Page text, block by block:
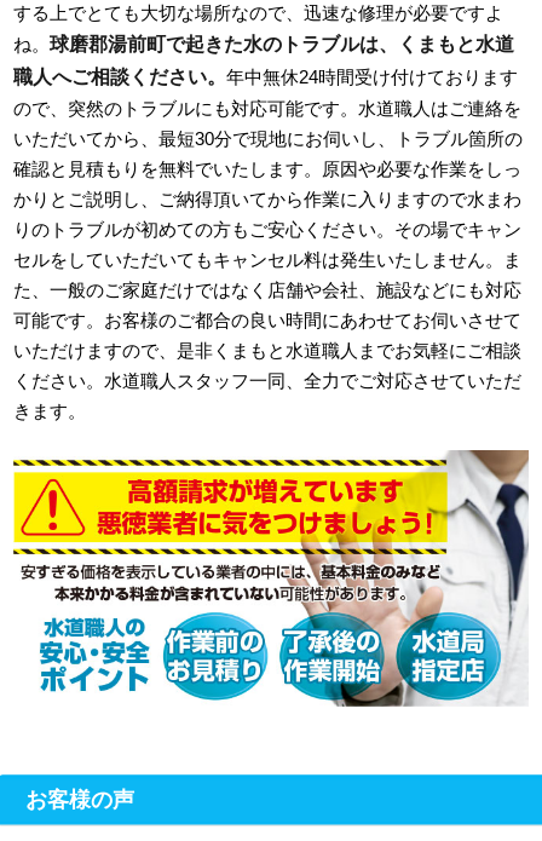
する上でとても大切な場所なので、迅速な修理が必要ですよ
ね。球磨郡湯前町で起きた水のトラブルは、くまもと水道
職人へご相談ください。年中無休24時間受け付けております
ので、突然のトラブルにも対応可能です。水道職人はご連絡を
いただいてから、最短30分で現地にお伺いし、トラブル箇所の
確認と見積もりを無料でいたします。原因や必要な作業をしっ
かりとご説明し、ご納得頂いてから作業に入りますので水まわ
りのトラブルが初めての方もご安心ください。その場でキャン
セルをしていただいてもキャンセル料は発生いたしません。ま
た、一般のご家庭だけではなく店舗や会社、施設などにも対応
可能です。お客様のご都合の良い時間にあわせてお伺いさせて
いただけますので、是非くまもと水道職人までお気軽にご相談
ください。水道職人スタッフ一同、全力でご対応させていただ
きます。
お客様の声